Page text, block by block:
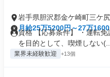
岩手県胆沢郡金ケ崎町三ケ
月給25万5200円～27万1600
資格 【応募条件】 ・運転
を目的として、喫煙しない(...
業界未経験歓迎 +13個